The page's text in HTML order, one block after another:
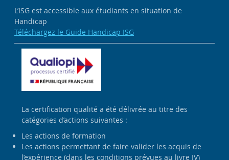
L’ISG est accessible aux étudiants en situation de
Handicap
Téléchargez le Guide Handicap ISG
La certification qualité a été délivrée au titre des
catégories d’actions suivantes :
Les actions de formation
Les actions permettant de faire valider les acquis de
l’expérience (dans les conditions prévues au livre IV)